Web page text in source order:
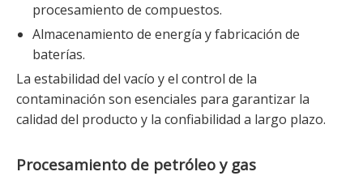
procesamiento de compuestos.
Almacenamiento de energía y fabricación de
baterías.
La estabilidad del vacío y el control de la
contaminación son esenciales para garantizar la
calidad del producto y la confiabilidad a largo plazo.
Procesamiento de petróleo y gas